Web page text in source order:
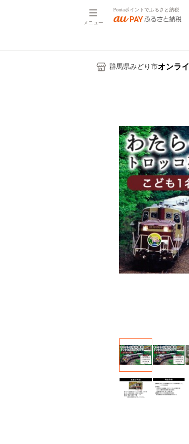
メニュー
Pontaポイントでふるさと納税
群馬県みどり市オンラ